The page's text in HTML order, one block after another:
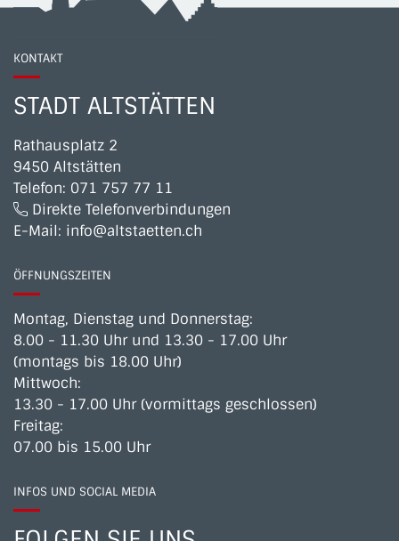
KONTAKT
STADT ALTSTÄTTEN
Rathausplatz 2
9450 Altstätten
Telefon: 071 757 77 11
Direkte Telefonverbindungen
E-Mail: info@altstaetten.ch
ÖFFNUNGSZEITEN
Montag, Dienstag und Donnerstag:
8.00 - 11.30 Uhr und 13.30 - 17.00 Uhr
(montags bis 18.00 Uhr)
Mittwoch:
13.30 - 17.00 Uhr (vormittags geschlossen)
Freitag:
07.00 bis 15.00 Uhr
INFOS UND SOCIAL MEDIA